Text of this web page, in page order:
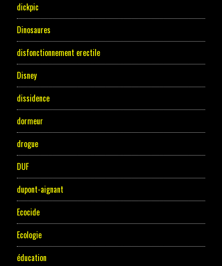
dickpic
Dinosaures
disfonctionnement erectile
Disney
dissidence
dormeur
drogue
DUF
dupont-aignant
Ecocide
Ecologie
éducation